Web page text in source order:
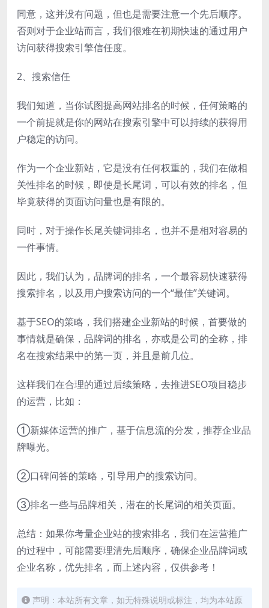
同意，这并没有问题，但也是需要注意一个先后顺序。
否则对于企业站而言，我们很难在初期快速的通过用户
访问获得搜索引擎信任度。
2、搜索信任
我们知道，当你试图提高网站排名的时候，任何策略的
一个前提就是你的网站在搜索引擎中可以持续的获得用
户稳定的访问。
作为一个企业新站，它是没有任何权重的，我们在做相
关性排名的时候，即使是长尾词，可以有效的排名，但
毕竟获得的页面访问量也是有限的。
同时，对于操作长尾关键词排名，也并不是相对容易的
一件事情。
因此，我们认为，品牌词的排名，一个最容易快速获得
搜索排名，以及用户搜索访问的一个“最佳”关键词。
基于SEO的策略，我们搭建企业新站的时候，首要做的
事情就是确保，品牌词的排名，亦或是公司的全称，排
名在搜索结果中的第一页，并且是前几位。
这样我们在合理的通过后续策略，去推进SEO项目稳步
的运营，比如：
①新媒体运营的推广，基于信息流的分发，推荐企业品
牌曝光。
②口碑问答的策略，引导用户的搜索访问。
③排名一些与品牌相关，潜在的长尾词的相关页面。
总结：如果你考量企业站的搜索排名，我们在运营推广
的过程中，可能需要理清先后顺序，确保企业品牌词或
企业名称，优先排名，而上述内容，仅供参考！
声明：本站所有文章，如无特殊说明或标注，均为本站原